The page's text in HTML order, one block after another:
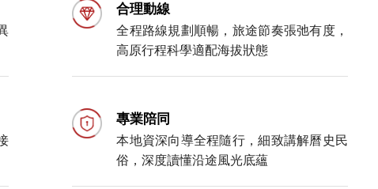
合理動線
全程路線規劃順暢，旅途節奏張弛有度，
高原行程科學適配海拔狀態
專業陪同
本地資深向導全程隨行，細致講解曆史民
俗，深度讀懂沿途風光底蘊